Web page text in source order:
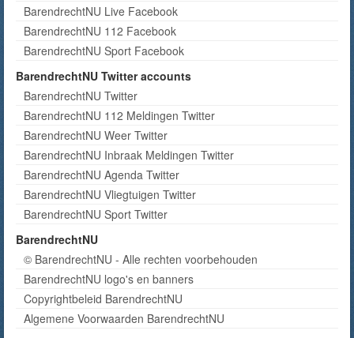
BarendrechtNU Live Facebook
BarendrechtNU 112 Facebook
BarendrechtNU Sport Facebook
BarendrechtNU Twitter accounts
BarendrechtNU Twitter
BarendrechtNU 112 Meldingen Twitter
BarendrechtNU Weer Twitter
BarendrechtNU Inbraak Meldingen Twitter
BarendrechtNU Agenda Twitter
BarendrechtNU Vliegtuigen Twitter
BarendrechtNU Sport Twitter
BarendrechtNU
© BarendrechtNU - Alle rechten voorbehouden
BarendrechtNU logo's en banners
Copyrightbeleid BarendrechtNU
Algemene Voorwaarden BarendrechtNU